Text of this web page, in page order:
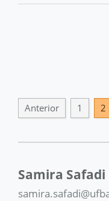
Anterior 1 2
Samira Safadi